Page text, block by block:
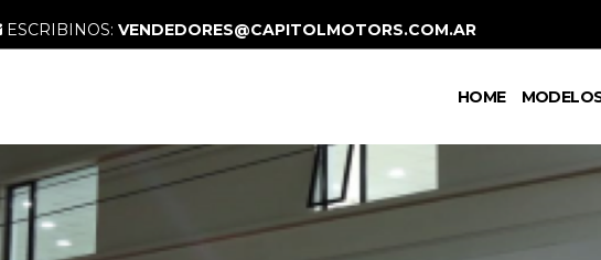
ESCRIBINOS: VENDEDORES@CAPITOLMOTORS.COM.AR
HOME